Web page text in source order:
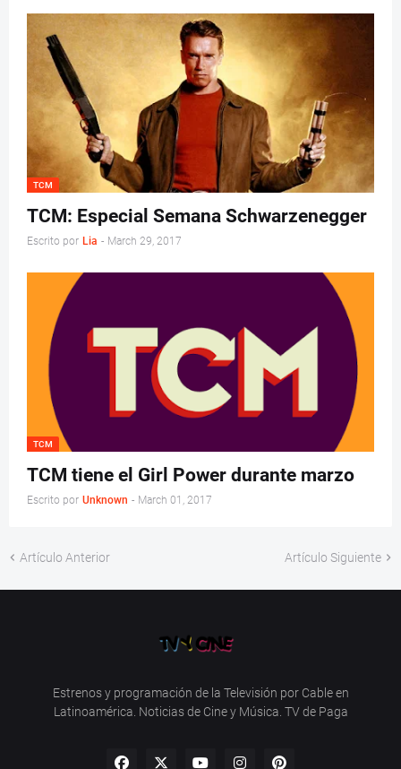
TCM
TCM: Especial Semana Schwarzenegger
Escrito por Lia - March 29, 2017
TCM
TCM tiene el Girl Power durante marzo
Escrito por Unknown - March 01, 2017
Artículo Anterior Artículo Siguiente
Estrenos y programación de la Televisión por Cable en
Latinoamérica. Noticias de Cine y Música. TV de Paga